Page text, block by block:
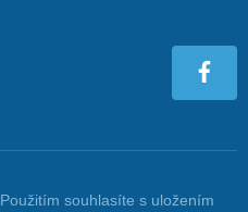
Použitím souhlasíte s uložením